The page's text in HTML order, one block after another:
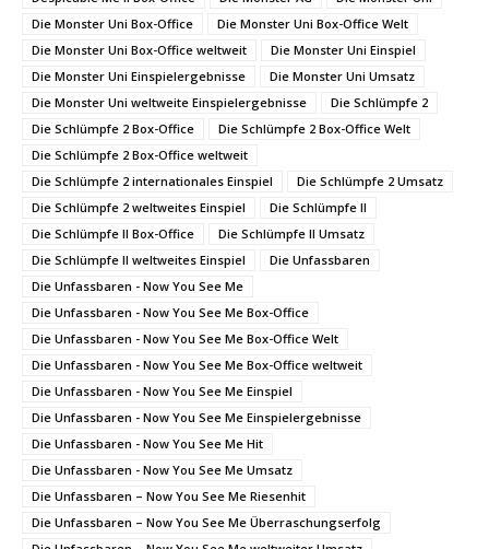
Die Monster Uni Box-Office
Die Monster Uni Box-Office Welt
Die Monster Uni Box-Office weltweit
Die Monster Uni Einspiel
Die Monster Uni Einspielergebnisse
Die Monster Uni Umsatz
Die Monster Uni weltweite Einspielergebnisse
Die Schlümpfe 2
Die Schlümpfe 2 Box-Office
Die Schlümpfe 2 Box-Office Welt
Die Schlümpfe 2 Box-Office weltweit
Die Schlümpfe 2 internationales Einspiel
Die Schlümpfe 2 Umsatz
Die Schlümpfe 2 weltweites Einspiel
Die Schlümpfe II
Die Schlümpfe II Box-Office
Die Schlümpfe II Umsatz
Die Schlümpfe II weltweites Einspiel
Die Unfassbaren
Die Unfassbaren - Now You See Me
Die Unfassbaren - Now You See Me Box-Office
Die Unfassbaren - Now You See Me Box-Office Welt
Die Unfassbaren - Now You See Me Box-Office weltweit
Die Unfassbaren - Now You See Me Einspiel
Die Unfassbaren - Now You See Me Einspielergebnisse
Die Unfassbaren - Now You See Me Hit
Die Unfassbaren - Now You See Me Umsatz
Die Unfassbaren – Now You See Me Riesenhit
Die Unfassbaren – Now You See Me Überraschungserfolg